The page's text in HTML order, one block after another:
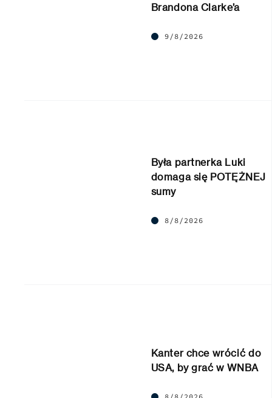
Brandona Clarke’a
9/8/2026
Była partnerka Luki
domaga się POTĘŻNEJ
sumy
8/8/2026
Kanter chce wrócić do
USA, by grać w WNBA